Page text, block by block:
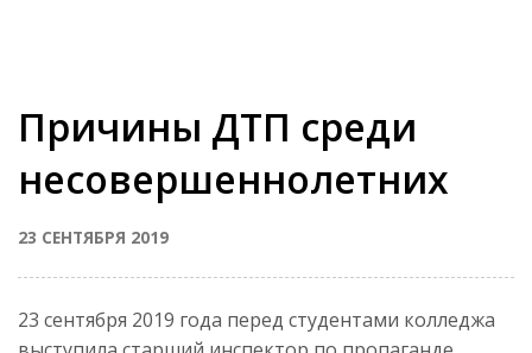
Причины ДТП среди
несовершеннолетних
23 СЕНТЯБРЯ 2019
23 сентября 2019 года перед студентами колледжа